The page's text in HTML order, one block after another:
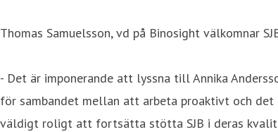
Thomas Samuelsson, vd på Binosight välkomnar
- Det är imponerande att lyssna till Annika
för sambandet mellan att arbeta proaktivt och
väldigt roligt att fortsätta stötta SJB i deras